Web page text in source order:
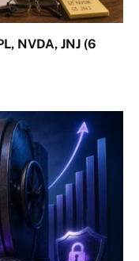
NVDA, JNJ (6